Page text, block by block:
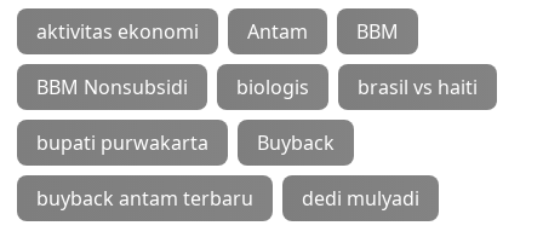
aktivitas ekonomi Antam BBM
BBM Nonsubsidi biologis brasil vs haiti
bupati purwakarta Buyback
buyback antam terbaru dedi mulyadi